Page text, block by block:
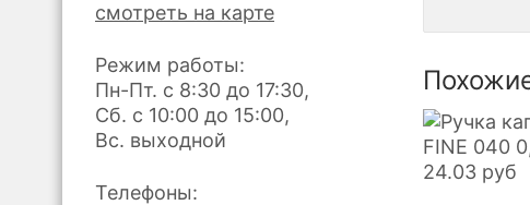
смотреть на карте
Режим работы:
Пн-Пт. с 8:30 до 17:30,
Сб. с 10:00 до 15:00,
Вс. выходной
Телефоны:
FINE 040
24.03 руб